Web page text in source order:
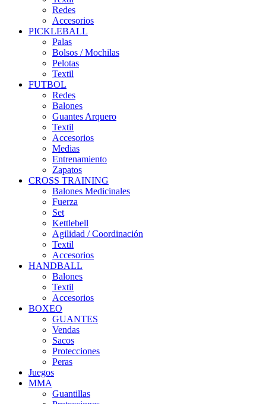
Redes
Accesorios
PICKLEBALL
Palas
Bolsos / Mochilas
Pelotas
Textil
FUTBOL
Redes
Balones
Guantes Arquero
Textil
Accesorios
Medias
Entrenamiento
Zapatos
CROSS TRAINING
Balones Medicinales
Fuerza
Set
Kettlebell
Agilidad / Coordinación
Textil
Accesorios
HANDBALL
Balones
Textil
Accesorios
BOXEO
GUANTES
Vendas
Sacos
Protecciones
Peras
Juegos
MMA
Guantillas